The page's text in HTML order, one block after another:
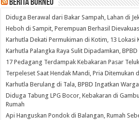
Berita Borneo
Diduga Berawal dari Bakar Sampah, Lahan di
Heboh di Sampit, Perempuan Berhasil
Karhutla Dekati Permukiman di Kotim, 13 Lokasi
Karhutla Palangka Raya Sulit Dipadamkan,
17 Pedagang Terdampak Kebakaran Pasar
Terpeleset Saat Hendak Mandi, Pria Ditemukan
Karhutla Berulang di Tala, BPBD Ingatkan
Diduga Tabung LPG Bocor, Kebakaran di
Rumah
Api Hanguskan Pondok di Balangan, Rumah